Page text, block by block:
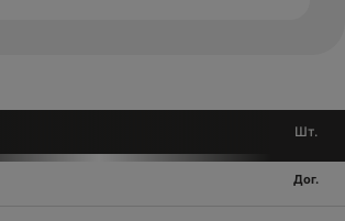
Шт.
Дог.